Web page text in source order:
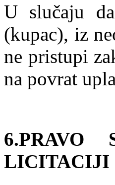
U slučaju
(kupac), iz
ne pristupi
na povrat
6.PRAVO
LICITACIJI